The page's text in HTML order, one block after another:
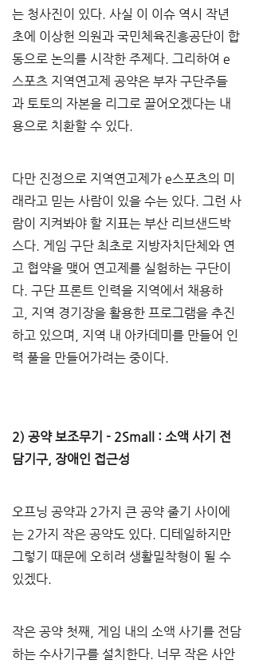
는 청사진이 있다. 사실 이 이슈 역시 작년
초에 이상헌 의원과 국민체육진흥공단이 합
동으로 논의를 시작한 주제다. 그리하여 e
스포츠 지역연고제 공약은 부자 구단주들
과 토토의 자본을 리그로 끌어오겠다는 내
용으로 치환할 수 있다.
다만 진정으로 지역연고제가 e스포츠의 미
래라고 믿는 사람이 있을 수는 있다. 그런 사
람이 지켜봐야 할 지표는 부산 리브샌드박
스다. 게임 구단 최초로 지방자치단체와 연
고 협약을 맺어 연고제를 실험하는 구단이
다. 구단 프론트 인력을 지역에서 채용하
고, 지역 경기장을 활용한 프로그램을 추진
하고 있으며, 지역 내 아카데미를 만들어 인
력 풀을 만들어가려는 중이다.
2) 공약 보조무기 - 2Small : 소액 사기 전
담기구, 장애인 접근성
오프닝 공약과 2가지 큰 공약 줄기 사이에
는 2가지 작은 공약도 있다. 디테일하지만
그렇기 때문에 오히려 생활밀착형이 될 수
있겠다.
작은 공약 첫째, 게임 내의 소액 사기를 전담
하는 수사기구를 설치한다. 너무 작은 사안